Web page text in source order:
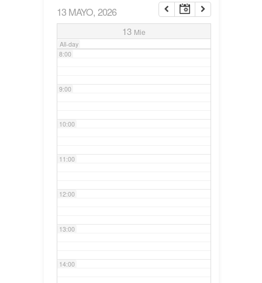
13 MAYO, 2026
13 Mie
All-day
7:00
8:00
9:00
10:00
11:00
12:00
13:00
14:00